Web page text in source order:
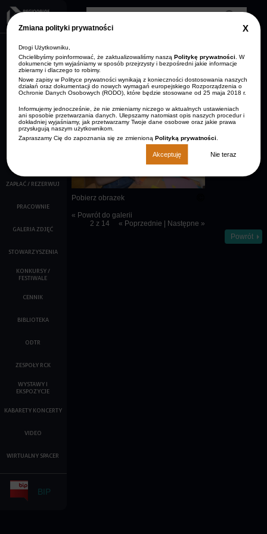
Zmiana polityki prywatności
Drogi Użytkowniku,
Chcielibyśmy poinformować, że zaktualizowaliśmy nasząPolitykę prywatności
. W
dokumencie tym wyjaśniamy w sposób przejrzysty i bezpośredni jakie informacje
zbieramy i dlaczego to robimy.
Nowe zapisy w Polityce prywatności wynikają z konieczności dostosowania naszych
działań oraz dokumentacji do nowych wymagań europejskiego Rozporządzenia o
Ochronie Danych Osobowych (RODO), które będzie stosowane od 25 maja 2018 r.
Informujemy jednocześnie, że nie zmieniamy niczego w aktualnych ustawieniach
ani sposobie przetwarzania danych. Ulepszamy natomiast opis naszych procedur i
dokładniej wyjaśniamy, jak przetwarzamy Twoje dane osobowe oraz jakie prawa
przysługują naszym użytkownikom.
Zapraszamy Cię do zapoznania się ze zmienionąPolityką prywatności
Akceptuję Nie teraz
Close
AKTUALNOŚCI
ARCHIWUM
AKTUALNOŚCI
O NAS
KALENDARZ IMPREZ
FILMY
ZAPŁAĆ / REZERWUJ
PRACOWNIE
GALERIA ZDJĘĆ
STOWARZYSZENIA
KONKURSY /
FESTIWALE
CENNIK
BIBLIOTEKA
ODTR
ZESPOŁY RCK
WYSTAWY I
EKSPOZYCJE
KABARETY KONCERTY
VIDEO
WIRTUALNY SPACER
BIP
KONTAKT
czcionki
Pobierz obrazek
« Powrót do galerii
2 z 14
« Poprzednie Następne »
Dziewczynka
radośnie
pracę
Powrót